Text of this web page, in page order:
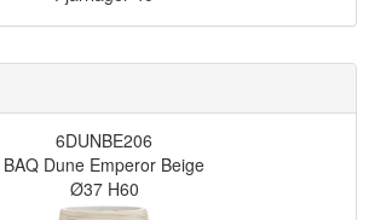
6DUNBE206
BAQ Dune Emperor Beige
Ø37 H60